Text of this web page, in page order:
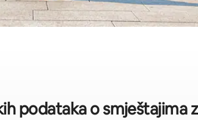
podataka o smještajima